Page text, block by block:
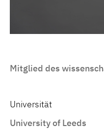
Mitglied des
Universität
University of Leeds